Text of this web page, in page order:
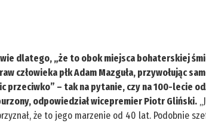
dlatego, „że to obok miejsca bohaterskiej
człowieka płk Adam Mazguła, przywołując
przeciwko” – tak na pytanie, czy na 100-lecie
odpowiedział wicepremier Piotr Gliński.
że to jego marzenie od 40 lat. Podobnie